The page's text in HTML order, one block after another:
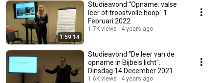
1:59:14
Studieavond "Opname: valse
leer of troostvolle hoop" 1
Februari 2022
1.7K views 4 years ago
Studieavond "De leer van de
opname in Bijbels licht".
Dinsdag 14 December 2021
1.6K views 4 years ago